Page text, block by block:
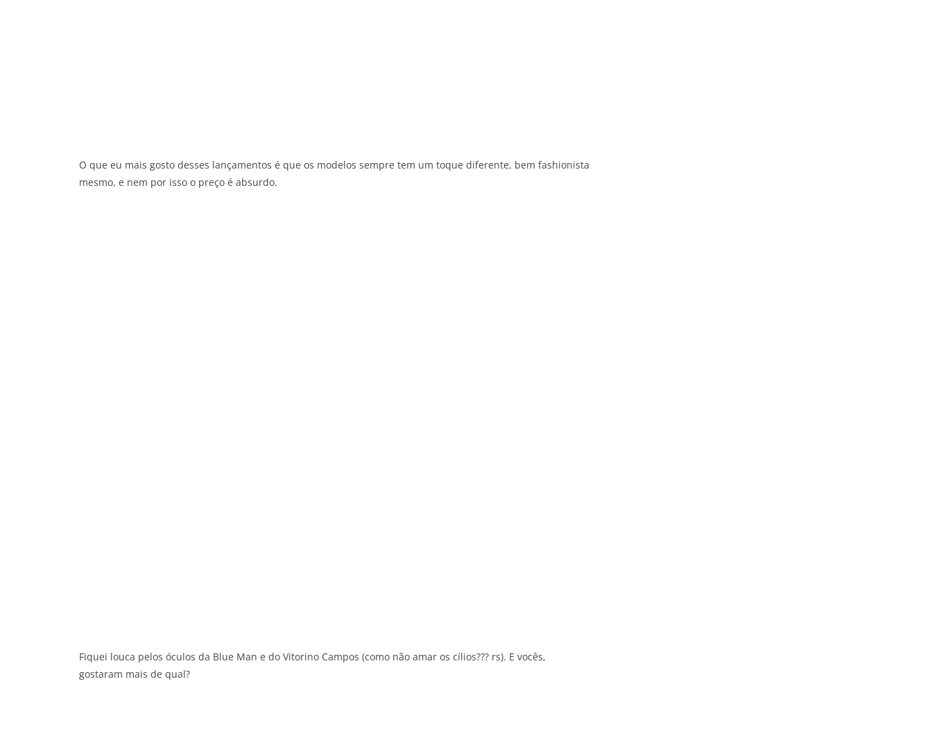
O que eu mais gosto desses lançamentos é que os modelos sempre tem um toque diferente, bem fashionista
mesmo, e nem por isso o preço é absurdo.
Fiquei louca pelos óculos da Blue Man e do Vitorino Campos (como não amar os cílios??? rs). E vocês,
gostaram mais de qual?